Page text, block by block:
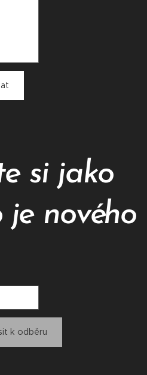
si jako
je nového
k odběru